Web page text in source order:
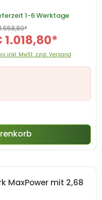
1-6 Werktage
1.018,80*
inkl. MwSt. zzgl. Versand
MaxPower mit 2,68